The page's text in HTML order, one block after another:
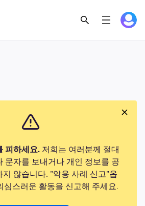
피하세요. 저희는 여러분께 절대
문자를 보내거나 개인 정보를 공
지 않습니다. "악용 사례 신고"옵
심스러운 활동을 신고해 주세요.